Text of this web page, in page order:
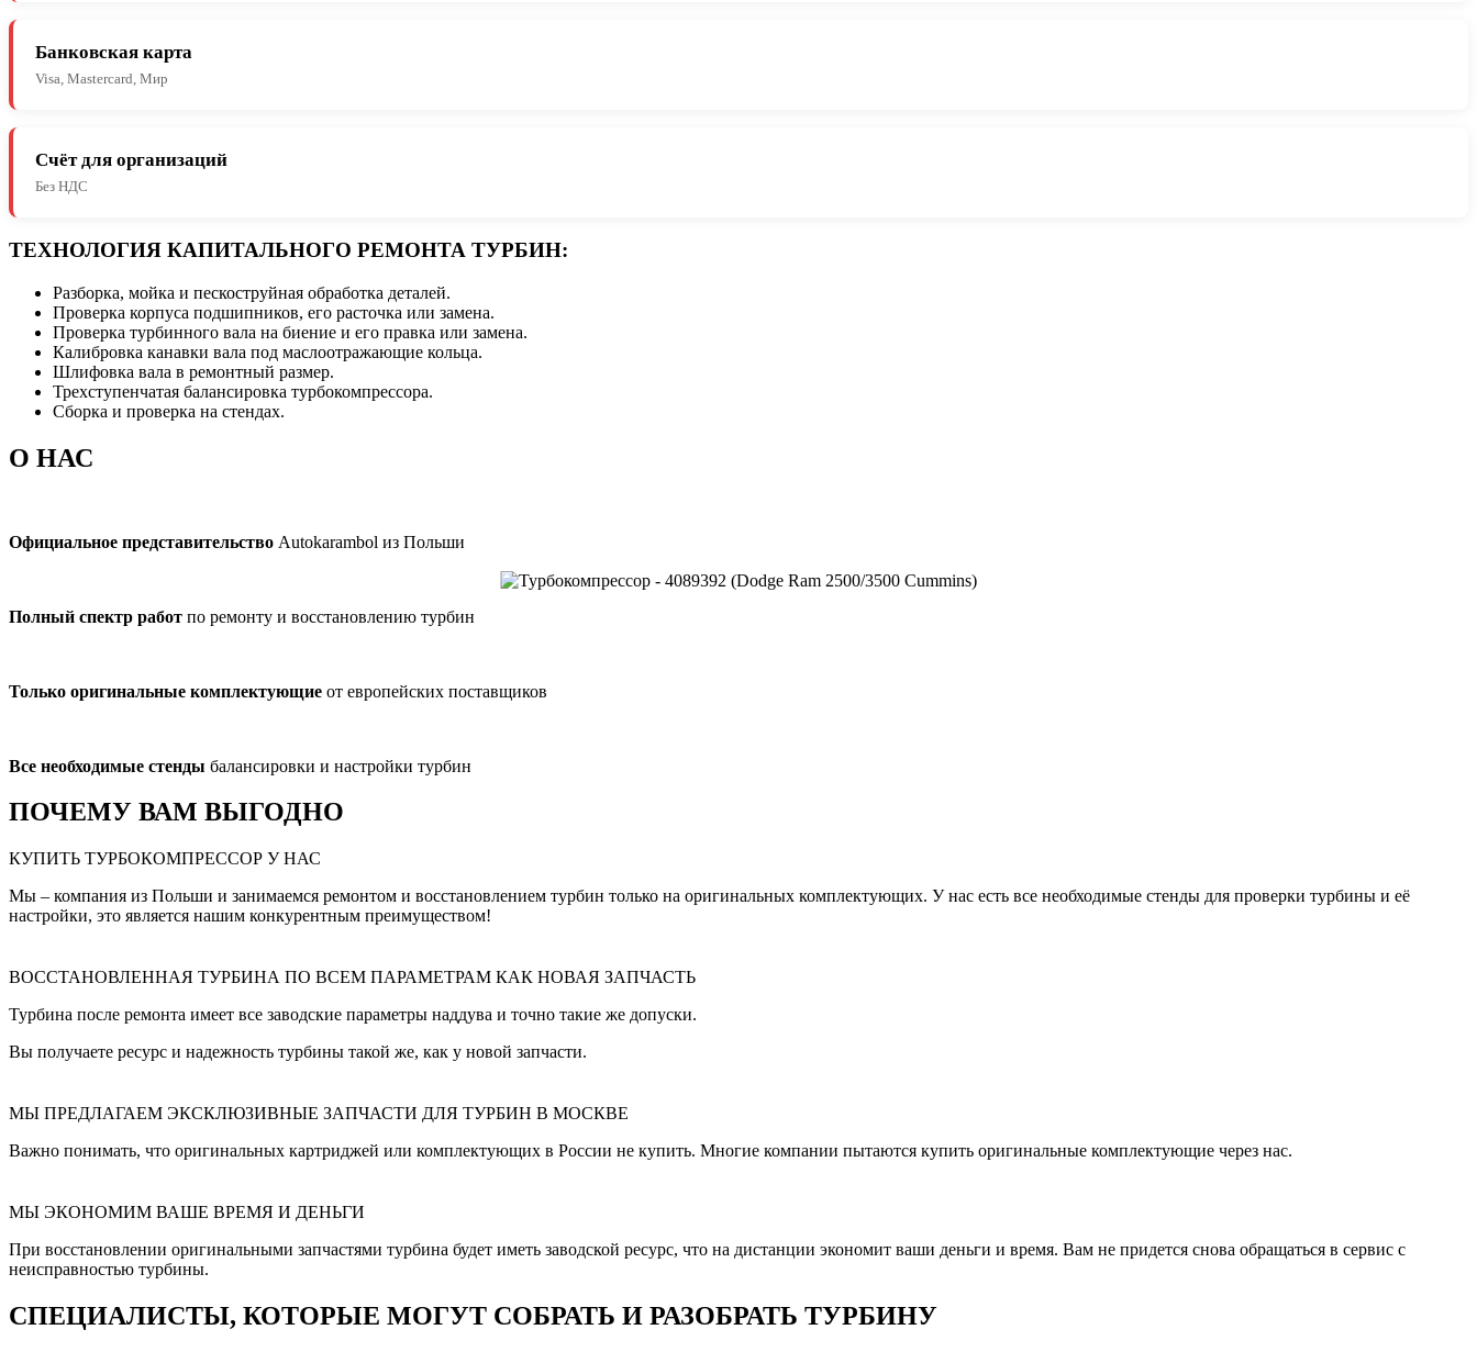
Банковская карта
Visa, Mastercard, Мир
Счёт для организаций
Без НДС
ТЕХНОЛОГИЯ КАПИТАЛЬНОГО РЕМОНТА ТУРБИН:
Разборка, мойка и пескоструйная обработка деталей.
Проверка корпуса подшипников, его расточка или замена.
Проверка турбинного вала на биение и его правка или замена.
Калибровка канавки вала под маслоотражающие кольца.
Шлифовка вала в ремонтный размер.
Трехступенчатая балансировка турбокомпрессора.
Сборка и проверка на стендах.
О НАС
Официальное представительство Autokarambol из Польши
Полный спектр работ по ремонту и восстановлению турбин
Только оригинальные комплектующие от европейских поставщиков
Все необходимые стенды балансировки и настройки турбин
ПОЧЕМУ ВАМ ВЫГОДНО
КУПИТЬ ТУРБОКОМПРЕССОР У НАС
Мы – компания из Польши и занимаемся ремонтом и восстановлением турбин только на оригинальных комплектующих. У нас есть все необходимые стенды для проверки турбины и её
настройки, это является нашим конкурентным преимуществом!
ВОССТАНОВЛЕННАЯ ТУРБИНА ПО ВСЕМ ПАРАМЕТРАМ КАК НОВАЯ ЗАПЧАСТЬ
Турбина после ремонта имеет все заводские параметры наддува и точно такие же допуски.
Вы получаете ресурс и надежность турбины такой же, как у новой запчасти.
МЫ ПРЕДЛАГАЕМ ЭКСКЛЮЗИВНЫЕ ЗАПЧАСТИ ДЛЯ ТУРБИН В МОСКВЕ
Важно понимать, что оригинальных картриджей или комплектующих в России не купить. Многие компании пытаются купить оригинальные комплектующие через нас.
МЫ ЭКОНОМИМ ВАШЕ ВРЕМЯ И ДЕНЬГИ
При восстановлении оригинальными запчастями турбина будет иметь заводской ресурс, что на дистанции экономит ваши деньги и время. Вам не придется снова обращаться в сервис с
неисправностью турбины.
СПЕЦИАЛИСТЫ, КОТОРЫЕ МОГУТ СОБРАТЬ И РАЗОБРАТЬ ТУРБИНУ